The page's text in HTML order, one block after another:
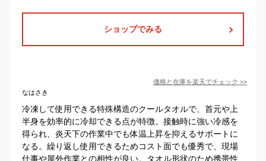
ショップでみる
価格と在庫を楽天でチェック >>
なはさき
冷凍して使用できる特殊構造のクールタオルで、首元や上
半身を効率的に冷却できる点が特徴。接触時に強い冷感を
得られ、炎天下の作業中でも体温上昇を抑えるサポートに
なる。繰り返し使用できるためコスト面でも優秀で、現場
仕事や屋外作業との相性が良い。タオル形状のため携帯性